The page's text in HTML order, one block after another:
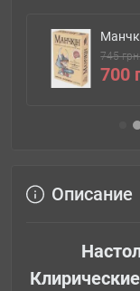
745
700
Описание